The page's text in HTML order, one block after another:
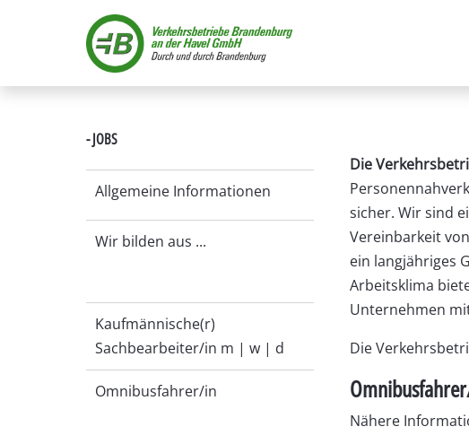
- JOBS
Allgemeine Informationen
Wir bilden aus ...
Kaufmännische(r)
Sachbearbeiter/in m | w | d
Omnibusfahrer/in
Die
sicher. Wir sind
Vereinbarkeit
ein langjähriges
Arbeitsklima
Unternehmen
Die
Nähere